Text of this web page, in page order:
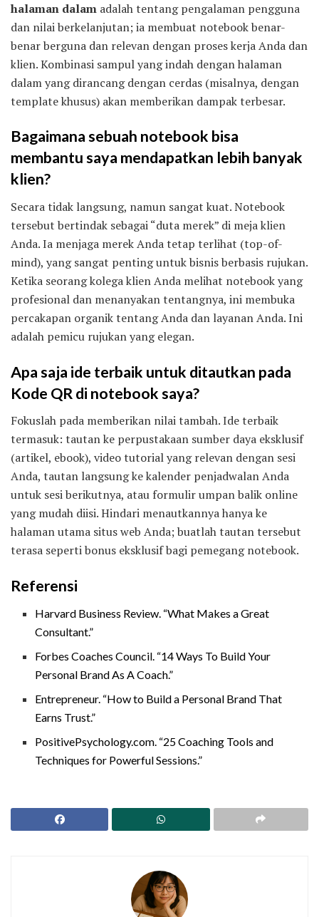
halaman dalam adalah tentang pengalaman pengguna
dan nilai berkelanjutan; ia membuat notebook benar-
benar berguna dan relevan dengan proses kerja Anda dan
klien. Kombinasi sampul yang indah dengan halaman
dalam yang dirancang dengan cerdas (misalnya, dengan
template khusus) akan memberikan dampak terbesar.
Bagaimana sebuah notebook bisa
membantu saya mendapatkan lebih banyak
klien?
Secara tidak langsung, namun sangat kuat. Notebook
tersebut bertindak sebagai “duta merek” di meja klien
Anda. Ia menjaga merek Anda tetap terlihat (top-of-
mind), yang sangat penting untuk bisnis berbasis rujukan.
Ketika seorang kolega klien Anda melihat notebook yang
profesional dan menanyakan tentangnya, ini membuka
percakapan organik tentang Anda dan layanan Anda. Ini
adalah pemicu rujukan yang elegan.
Apa saja ide terbaik untuk ditautkan pada
Kode QR di notebook saya?
Fokuslah pada memberikan nilai tambah. Ide terbaik
termasuk: tautan ke perpustakaan sumber daya eksklusif
(artikel, ebook), video tutorial yang relevan dengan sesi
Anda, tautan langsung ke kalender penjadwalan Anda
untuk sesi berikutnya, atau formulir umpan balik online
yang mudah diisi. Hindari menautkannya hanya ke
halaman utama situs web Anda; buatlah tautan tersebut
terasa seperti bonus eksklusif bagi pemegang notebook.
Referensi
Harvard Business Review. “What Makes a Great
Consultant.”
Forbes Coaches Council. “14 Ways To Build Your
Personal Brand As A Coach.”
Entrepreneur. “How to Build a Personal Brand That
Earns Trust.”
PositivePsychology.com. “25 Coaching Tools and
Techniques for Powerful Sessions.”